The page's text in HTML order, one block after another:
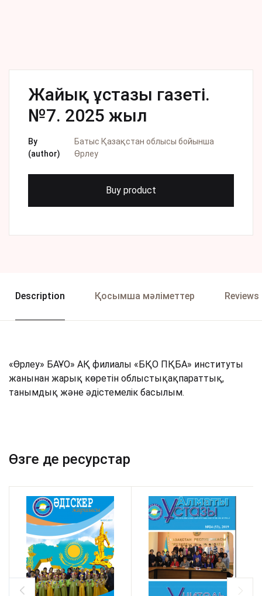
Жайық ұстазы газеті.
№7. 2025 жыл
By
(author)
Батыс Қазақстан облысы бойынша
Өрлеу
Buy product
Description Қосымша мәліметтер Reviews
«Өрлеу» БАҰО» АҚ филиалы «БҚО ПҚБА» институты
жанынан жарық көретін облыстықақпараттық,
танымдық және әдістемелік басылым.
Өзге де ресурстар